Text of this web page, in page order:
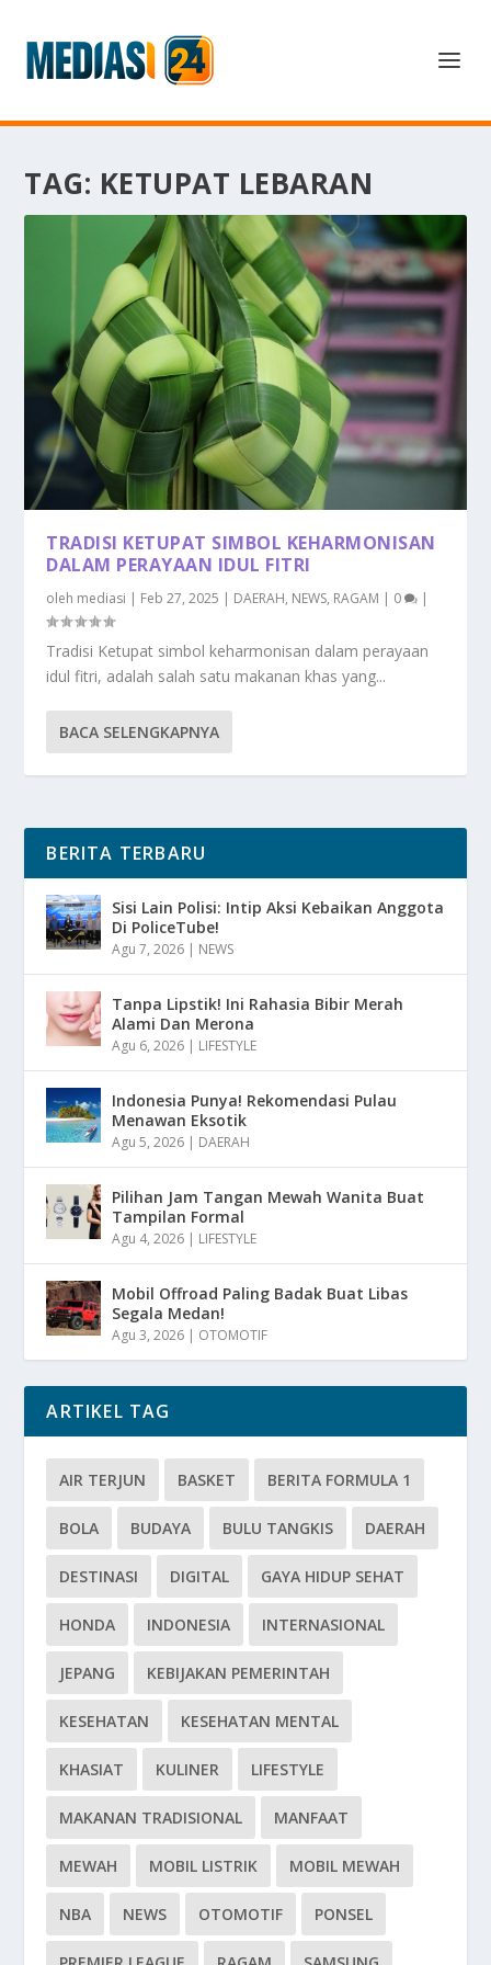
TAG: KETUPAT LEBARAN
TRADISI KETUPAT SIMBOL KEHARMONISAN
DALAM PERAYAAN IDUL FITRI
oleh mediasi | Feb 27, 2025 | DAERAH, NEWS, RAGAM | 0 |
Tradisi Ketupat simbol keharmonisan dalam perayaan
idul fitri, adalah salah satu makanan khas yang...
BACA SELENGKAPNYA
BERITA TERBARU
Sisi Lain Polisi: Intip Aksi Kebaikan Anggota
Di PoliceTube!
Agu 7, 2026 | NEWS
Tanpa Lipstik! Ini Rahasia Bibir Merah
Alami Dan Merona
Agu 6, 2026 | LIFESTYLE
Indonesia Punya! Rekomendasi Pulau
Menawan Eksotik
Agu 5, 2026 | DAERAH
Pilihan Jam Tangan Mewah Wanita Buat
Tampilan Formal
Agu 4, 2026 | LIFESTYLE
Mobil Offroad Paling Badak Buat Libas
Segala Medan!
Agu 3, 2026 | OTOMOTIF
ARTIKEL TAG
AIR TERJUN BASKET BERITA FORMULA 1
BOLA BUDAYA BULU TANGKIS DAERAH
DESTINASI DIGITAL GAYA HIDUP SEHAT
HONDA INDONESIA INTERNASIONAL
JEPANG KEBIJAKAN PEMERINTAH
KESEHATAN KESEHATAN MENTAL
KHASIAT KULINER LIFESTYLE
MAKANAN TRADISIONAL MANFAAT
MEWAH MOBIL LISTRIK MOBIL MEWAH
NBA NEWS OTOMOTIF PONSEL